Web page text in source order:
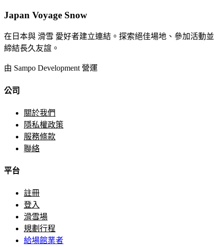
Japan Voyage Snow
在日本與 滑雪 愛好者建立連結。探索絕佳場地、參加活動並
締結長久友誼。
由 Sampo Development 營運
公司
關於我們
隱私權政策
服務條款
聯絡
平台
註冊
登入
滑雪場
規劃行程
給場館業者